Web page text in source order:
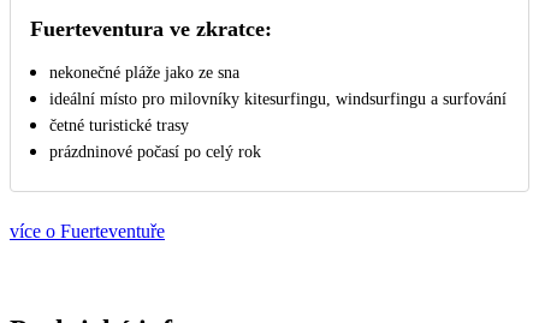
Fuerteventura ve zkratce:
nekonečné pláže jako ze sna
ideální místo pro milovníky kitesurfingu, windsurfingu a surfování
četné turistické trasy
prázdninové počasí po celý rok
více o Fuerteventuře